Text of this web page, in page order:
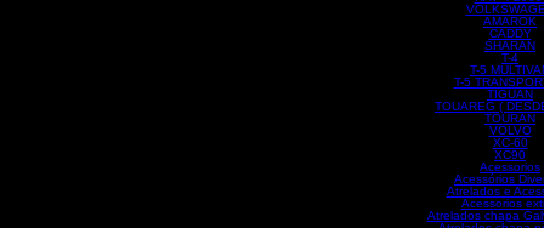
AMAROK
CADDY
SHARAN
T-4
T-5
T-5
TIGUAN
TOUAREG (
TOURAN
VOLVO
XC-60
XC90
Acessorios
Acessórios
Atrelados e
Acessorios
Atrelados chapa